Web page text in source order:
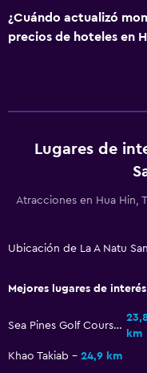
General
Habitaciones familiares
Pantuflas
Espacio de
Salud y seguridad
Botiquín de primeros
Cámaras CCTV en
¿Cuándo actualizó
precios de hoteles en
Lugares de
Atracciones en Hua Hin,
Ubicación de La A Natu
Mejores lugares de interés
Sea Pines Golf Course
km
Khao Takiab
24,9 km